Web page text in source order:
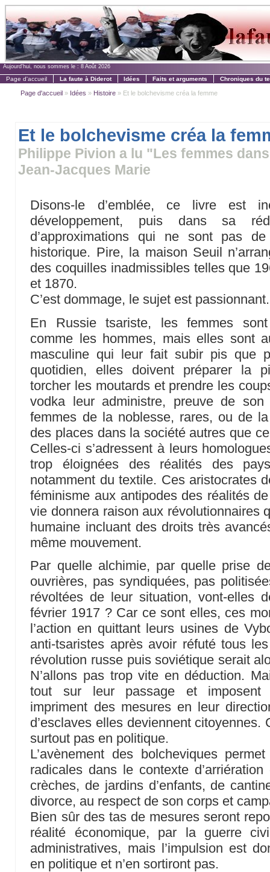
Aujourd'hui, nous sommes le : 8 Août 2026
Page d'accueil La faute à Diderot Idées Faits et arguments Chroniques du
Page d'accueil » Idées » Histoire » Et le bolchevisme créa la femme
Et le bolchevisme créa la
Philippe Pivion a lu "Les femmes
Jean-Jacques Marie
Disons-le d’emblée, ce livre est
développement, puis dans sa
d’approximations qui ne sont pas
historique. Pire, la maison Seuil
des coquilles inadmissibles telles que
et 1870.
C’est dommage, le sujet est passionnant.
En Russie tsariste, les femmes
comme les hommes, mais elles sont
masculine qui leur fait subir pis que
quotidien, elles doivent préparer la
torcher les moutards et prendre les
vodka leur administre, preuve de son
femmes de la noblesse, rares, ou de
des places dans la société autres que
Celles-ci s’adressent à leurs
trop éloignées des réalités des
notamment du textile. Ces aristocrates
féminisme aux antipodes des réalités
vie donnera raison aux révolutionnaires
humaine incluant des droits très
même mouvement.
Par quelle alchimie, par quelle prise
ouvrières, pas syndiquées, pas
révoltées de leur situation, vont-elles
février 1917 ? Car ce sont elles, ces
l’action en quittant leurs usines de
anti-tsaristes après avoir réfuté tous
révolution russe puis soviétique serait
N’allons pas trop vite en déduction.
tout sur leur passage et imposent
impriment des mesures en leur
d’esclaves elles deviennent citoyennes.
surtout pas en politique.
L’avènement des bolcheviques
radicales dans le contexte
crèches, de jardins d’enfants, de
divorce, au respect de son corps et
Bien sûr des tas de mesures seront
réalité économique, par la guerre
administratives, mais l’impulsion est
en politique et n’en sortiront pas.